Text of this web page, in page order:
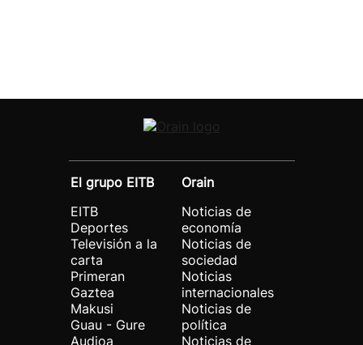
El grupo EITB
EITB
Deportes
Televisión a la
carta
Primeran
Gaztea
Makusi
Guau - Gure
Audioa
Orain
Noticias de
economía
Noticias de
sociedad
Noticias
internacionales
Noticias de
política
Noticias de